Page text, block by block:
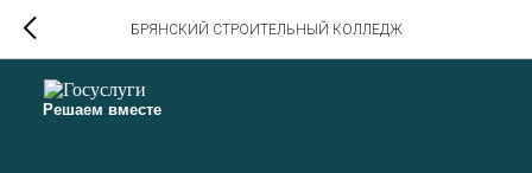
Решаем вместе
БРЯНСКИЙ СТРОИТЕЛЬНЫЙ КОЛЛЕДЖ